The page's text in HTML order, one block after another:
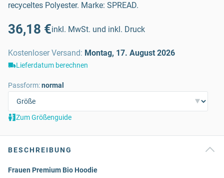
recyceltes Polyester. Marke: SPREAD.
36,18 €inkl. MwSt. und inkl. Druck
Kostenloser Versand: Montag, 17. August 2026
Lieferdatum berechnen
Passform:normal
Zum Größenguide
BESCHREIBUNG
Frauen Premium Bio Hoodie